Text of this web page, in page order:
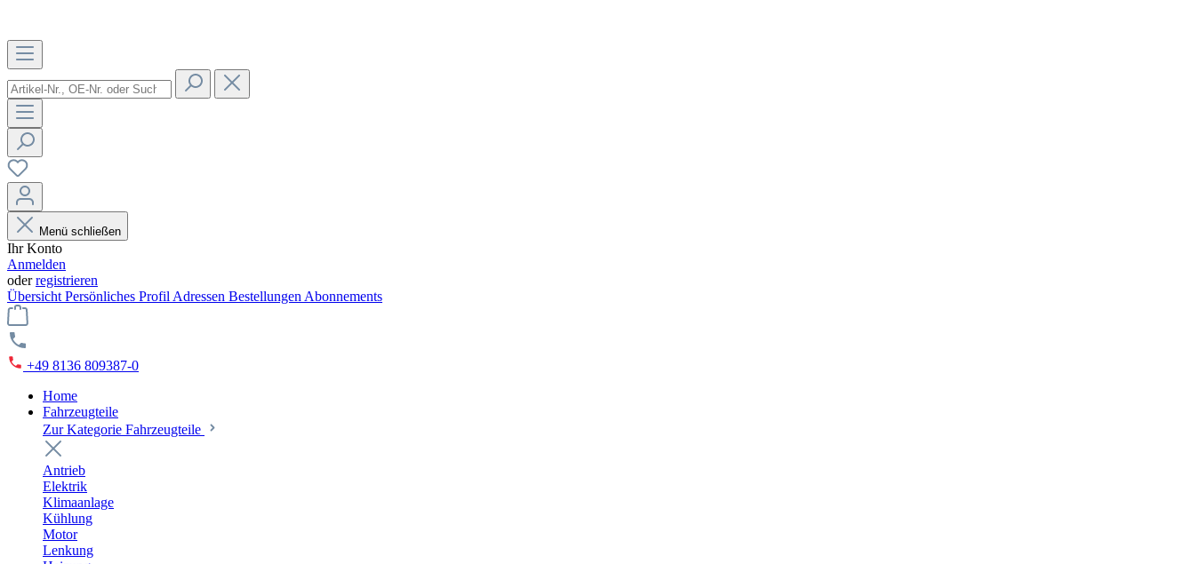
Menü schließen
Ihr Konto
Anmelden
oderregistrieren
Übersicht Persönliches Profil Adressen Bestellungen Abonnements
+49 8136 809387-0
Home
Fahrzeugteile
Zur Kategorie Fahrzeugteile
Antrieb
Elektrik
Klimaanlage
Kühlung
Motor
Lenkung